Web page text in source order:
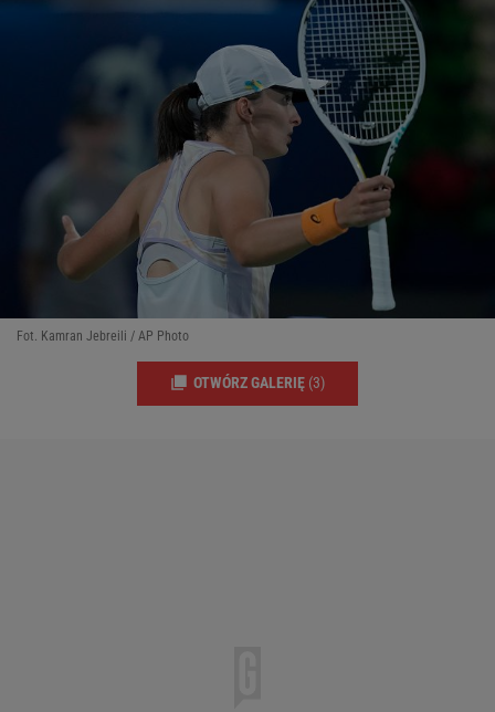
Fot. Kamran Jebreili / AP Photo
OTWÓRZ GALERIĘ (3)